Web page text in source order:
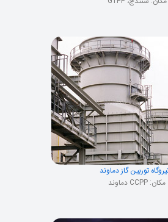
توربین گاز دماوند
مکان: CCPP دماوند